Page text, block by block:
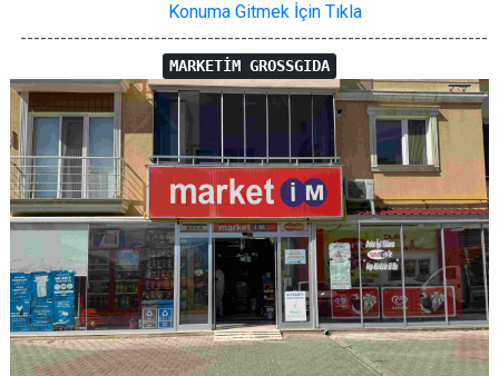
Konuma Gitmek İçin Tıkla
----------------------------------------------------------------------
MARKETİM GROSSGIDA